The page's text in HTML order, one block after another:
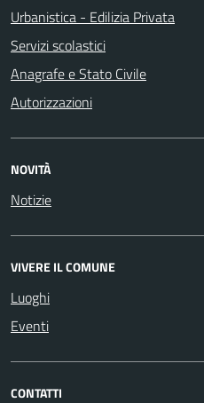
Urbanistica - Edilizia Privata
Servizi scolastici
Anagrafe e Stato Civile
Autorizzazioni
NOVITÀ
Notizie
VIVERE IL COMUNE
Luoghi
Eventi
CONTATTI